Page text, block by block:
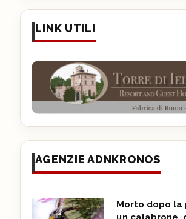
LINK UTILI
AGENZIE ADNKRONOS
Morto dopo la